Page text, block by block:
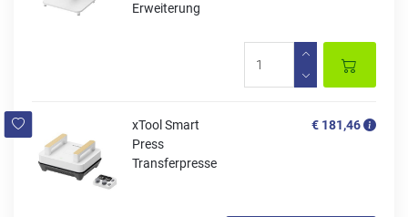
Erweiterung
xTool Smart
Press
Transferpresse
€ 181,46